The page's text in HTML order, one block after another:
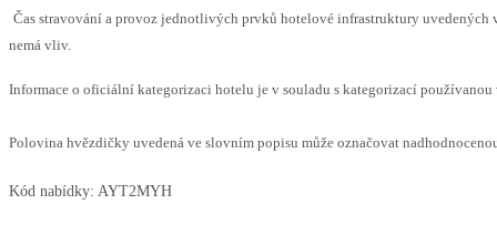
Čas stravování a provoz jednotlivých prvků hotelové infrastruktury uvedených
nemá vliv.
Informace o oficiální kategorizaci hotelu je v souladu s kategorizací
Polovina hvězdičky uvedená ve slovním popisu může označovat
Kód nabídky: AYT2MYH